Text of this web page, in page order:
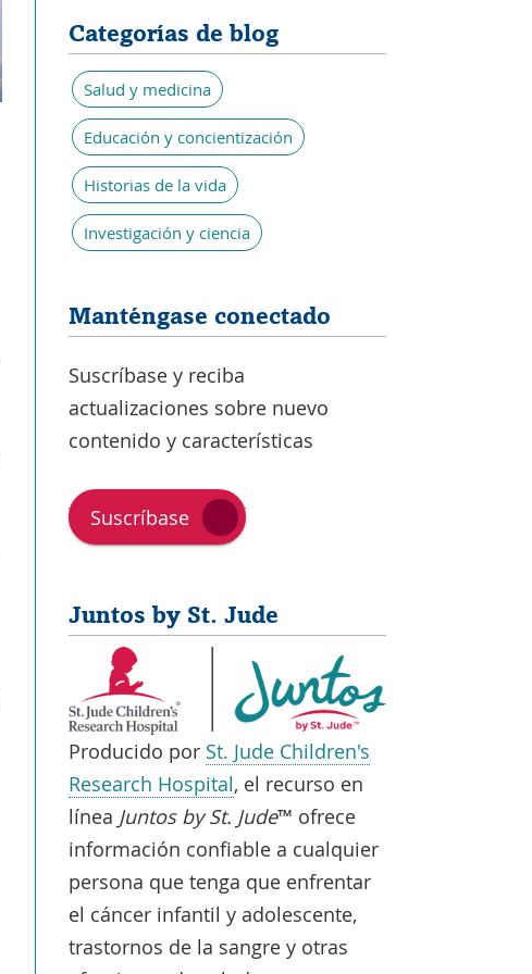
Categorías de blog
Salud y medicina
Educación y concientización
Historias de la vida
Investigación y ciencia
Manténgase conectado
Suscríbase y reciba
actualizaciones sobre nuevo
contenido y características
Suscríbase
Juntos by St. Jude
Producido por St. Jude Children's
Research Hospital, el recurso en
línea Juntos by St. Jude™ ofrece
información confiable a cualquier
persona que tenga que enfrentar
el cáncer infantil y adolescente,
trastornos de la sangre y otras